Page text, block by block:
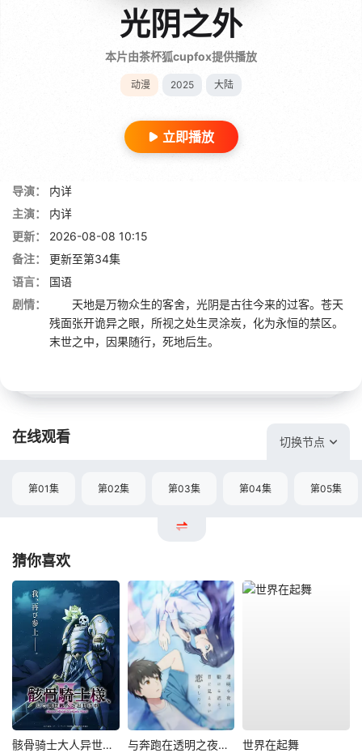
光阴之外
本片由茶杯狐cupfox提供播放
动漫 2025 大陆
立即播放
导演：
内详
主演：
内详
更新：
2026-08-08 10:15
备注：
更新至第34集
语言：
国语
剧情：
天地是万物众生的客舍，光阴是古往今来的过客。苍天
残面张开诡异之眼，所视之处生灵涂炭，化为永恒的禁区。
末世之中，因果随行，死地后生。
在线观看 切换节点
第01集 第02集 第03集 第04集 第05集
猜你喜欢
骸骨骑士大人异世界冒险中Ⅱ 与奔跑在透明之夜的你，谈一场看不见的恋爱 世界在起舞